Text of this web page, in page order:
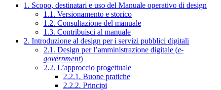
1. Scopo, destinatari e uso del Manuale operativo di design
1.1. Versionamento e storico
1.2. Consultazione del manuale
1.3. Contribuisci al manuale
2. Introduzione al design per i servizi pubblici digitali
2.1. Design per l’amministrazione digitale (e-
government)
2.2. L’approccio progettuale
2.2.1. Buone pratiche
2.2.2. Principi